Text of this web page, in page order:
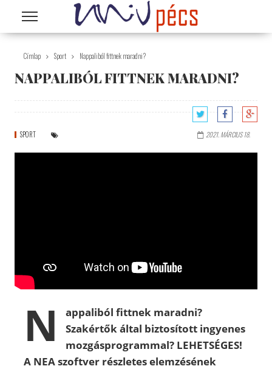
Ugrás a tartalomra
Címlap Sport Nappaliból fittnek maradni?
NAPPALIBÓL FITTNEK MARADNI?
SPORT 2021. MÁRCIUS 18.
N
appaliból fittnek maradni?
Szakértők által biztosított ingyenes
mozgásprogrammal? LEHETSÉGES!
A NEA szoftver részletes elemzésének